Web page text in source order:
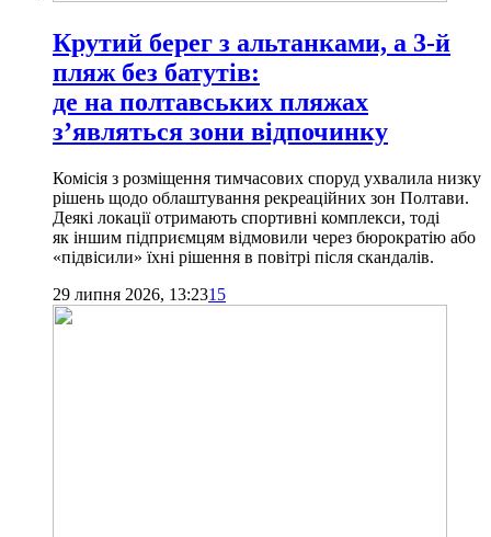
Крутий берег з альтанками, а 3-й
пляж без батутів:
де на полтавських пляжах
з’являться зони відпочинку
Комісія з розміщення тимчасових споруд ухвалила низку
рішень щодо облаштування рекреаційних зон Полтави.
Деякі локації отримають спортивні комплекси, тоді
як іншим підприємцям відмовили через бюрократію або
«підвісили» їхні рішення в повітрі після скандалів.
29 липня 2026, 13:2315